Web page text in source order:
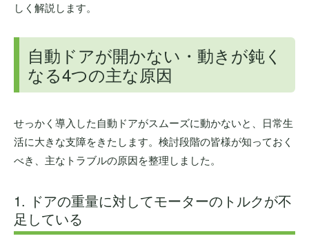
しく解説します。
自動ドアが開かない・動きが鈍く
なる4つの主な原因
せっかく導入した自動ドアがスムーズに動かないと、日常生
活に大きな支障をきたします。検討段階の皆様が知っておく
べき、主なトラブルの原因を整理しました。
1. ドアの重量に対してモーターのトルクが不
足している